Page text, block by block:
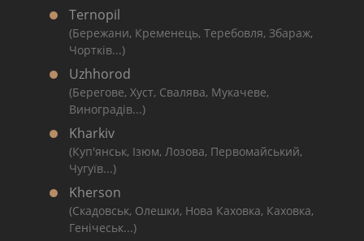
Ternopil
(Бережани, Кременець, Теребовля, Збараж,
Чортків...)
Uzhhorod
(Берегове, Хуст, Свалява, Мукачеве,
Виноградів...)
Kharkiv
(Куп'янськ, Ізюм, Лозова, Первомайський,
Чугуїв...)
Kherson
(Скадовськ, Олешки, Нова Каховка, Каховка,
Генічеськ...)